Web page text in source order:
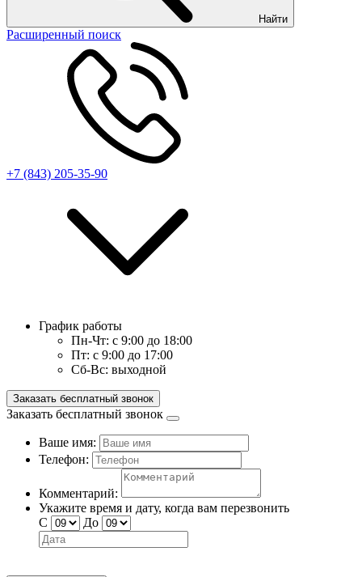
Найти
Расширенный поиск
+7 (843) 205-35-90
График работы
Пн-Чт: с 9:00 до 18:00
Пт: с 9:00 до 17:00
Сб-Вс: выходной
Заказать бесплатный звонок
Заказать бесплатный звонок
Ваше имя:
Телефон:
Комментарий:
Укажите время и дату, когда вам перезвонить
С
До